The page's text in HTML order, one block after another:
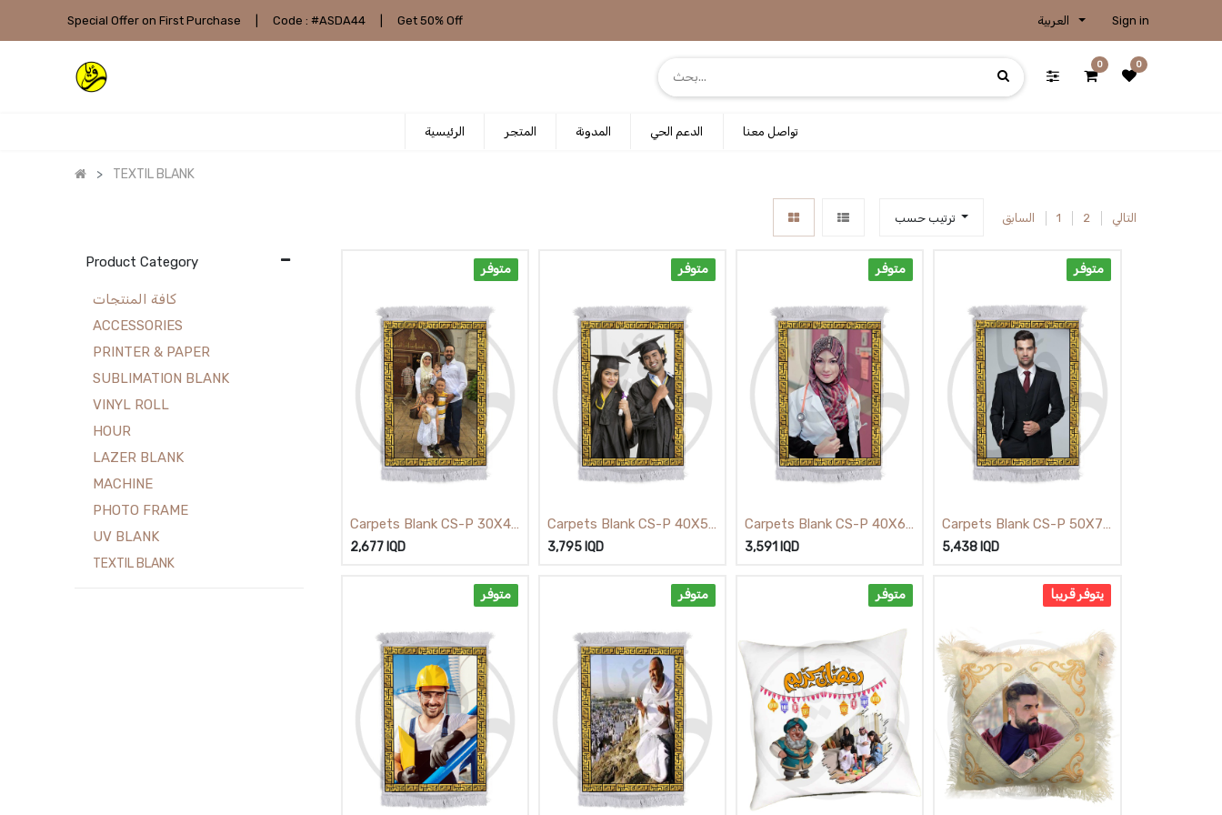
Special Offer on First Purchase Code : #ASDA44 Get 50% Off العربية Sign in
0 0
الرئيسية المتجر المدونة الدعم الحي تواصل معنا
TEXTIL BLANK
السابق 1 2 التالي
Product Category
كافة المنتجات
ACCESSORIES
PRINTER & PAPER
SUBLIMATION BLANK
VINYL ROLL
HOUR
LAZER BLANK
MACHINE
PHOTO FRAME
UV BLANK
TEXTIL BLANK
متوفر
Carpets Blank CS-P 30X40
(A3) زولية2,677IQD
متوفر
Carpets Blank CS-P 40X50
زولية
3,795IQD
متوفر
Carpets Blank CS-P 40X60
زولية
3,591IQD
متوفر
Carpets Blank CS-P 50X70
زولية
5,438IQD
متوفر متوفر متوفر يتوفر قريبا